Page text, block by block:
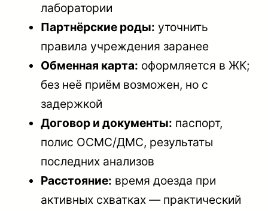
лаборатории
Партнёрские роды: уточнить
правила учреждения заранее
Обменная карта: оформляется в ЖК;
без неё приём возможен, но с
задержкой
Договор и документы: паспорт,
полис ОСМС/ДМС, результаты
последних анализов
Расстояние: время доезда при
активных схватках — практический